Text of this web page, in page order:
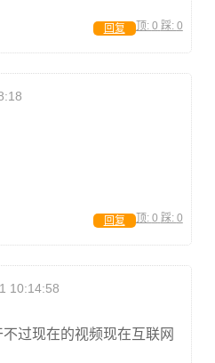
顶: 0 踩: 0
回复
顶: 0 踩: 0
回复
10:14:58
过现在的视频现在互联网